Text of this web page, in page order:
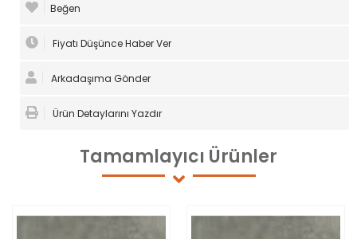
Beğen
Fiyatı Düşünce Haber Ver
Arkadaşıma Gönder
Ürün Detaylarını Yazdır
Tamamlayıcı Ürünler